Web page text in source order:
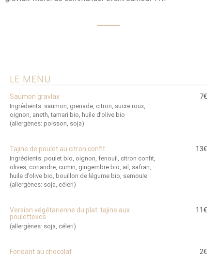
LE MENU
Saumon gravlax
Ingrédients: saumon, grenade, citron, sucre roux,
oignon, aneth, tamari bio, huile d’olive bio
(allergènes: poisson, soja)
7€
Tajine de poulet au citron confit
Ingrédients: poulet bio, oignon, fenouil, citron confit,
olives, coriandre, cumin, gingembre bio, ail, safran,
huile d’olive bio, bouillon de légume bio, semoule
(allergènes: soja, céleri)
13€
Version végétarienne du plat: tajine aux
poulettekes
(allergènes: soja, céleri)
11€
Fondant au chocolat 2€